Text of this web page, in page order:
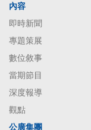
內容
即時新聞
專題策展
數位敘事
當期節目
深度報導
觀點
公廣集團